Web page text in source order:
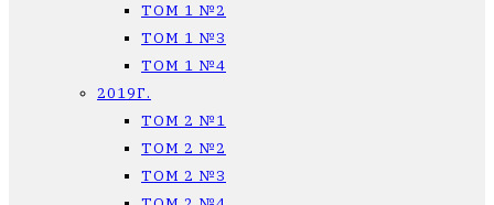
ТОМ 1 №2
ТОМ 1 №3
ТОМ 1 №4
2019Г.
ТОМ 2 №1
ТОМ 2 №2
ТОМ 2 №3